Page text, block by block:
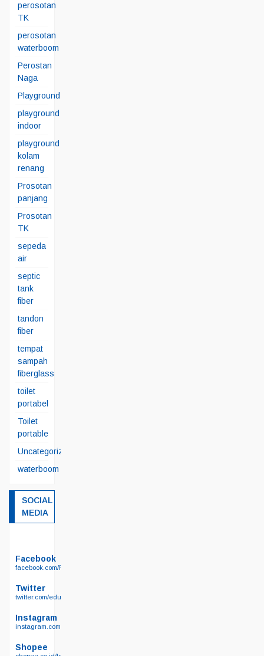
perosotan
TK
perosotan
waterboom
Perostan
Naga
Playground
playground
indoor
playground
kolam
renang
Prosotan
panjang
Prosotan
TK
sepeda
air
septic
tank
fiber
tandon
fiber
tempat
sampah
fiberglass
toilet
portabel
Toilet
portable
Uncategorized
waterboom
SOCIAL
MEDIA
Facebook
facebook.com/Permainanedukasi.net
Twitter
twitter.com/edukasisby
Instagram
instagram.com/permainan_edukasi_surabaya/
Shopee